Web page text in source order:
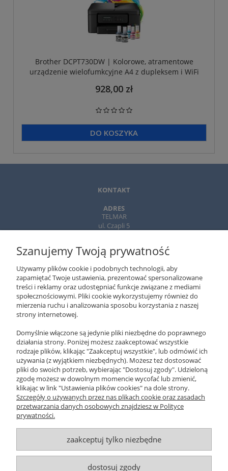
Brother DCPT730DW | Kolorowe, atramentowe
urządzenie wielofumkcyjne A4 z dupleksem i WiFi
928,00 zł
DO KOSZYKA
KONTAKT
ADRES
TELMAR
ul. Czapli 5
TELEFON
22-643 89 89
EMAIL
xeromania@xeromania.pl
NEWSLETTER
ZAPISZ SIĘ
O NAS
POMOC
MOJE KONTO
Szanujemy Twoją prywatność
Używamy plików cookie i podobnych technologii, aby
zapamiętać Twoje ustawienia, prezentować spersonalizowane
treści i reklamy oraz udostępniać funkcje związane z mediami
społecznościowymi. Pliki cookie wykorzystujemy również do
mierzenia ruchu i analizowania sposobu korzystania z naszej
strony internetowej.
Domyślnie włączone są jedynie pliki niezbędne do poprawnego
działania strony. Poniżej możesz zaakceptować wszystkie
rodzaje plików, klikając "Zaakceptuj wszystkie", lub odmówić ich
używania (z wyjątkiem niezbędnych). Możesz też dostosować
pliki do swoich potrzeb, wybierając "Dostosuj zgody". Udzieloną
zgodę możesz w dowolnym momencie wycofać lub zmienić,
klikając w link "Ustawienia plików cookies" na dole strony.
Szczegóły o używanych przez nas plikach cookie oraz zasadach
przetwarzania danych osobowych znajdziesz w Polityce
prywatności.
zaakceptuj tylko niezbędne
dostosuj zgody